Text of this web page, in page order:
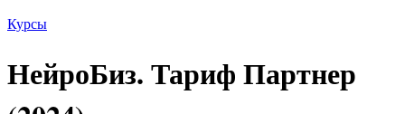
Курсы
НейроБиз. Тариф Партнер